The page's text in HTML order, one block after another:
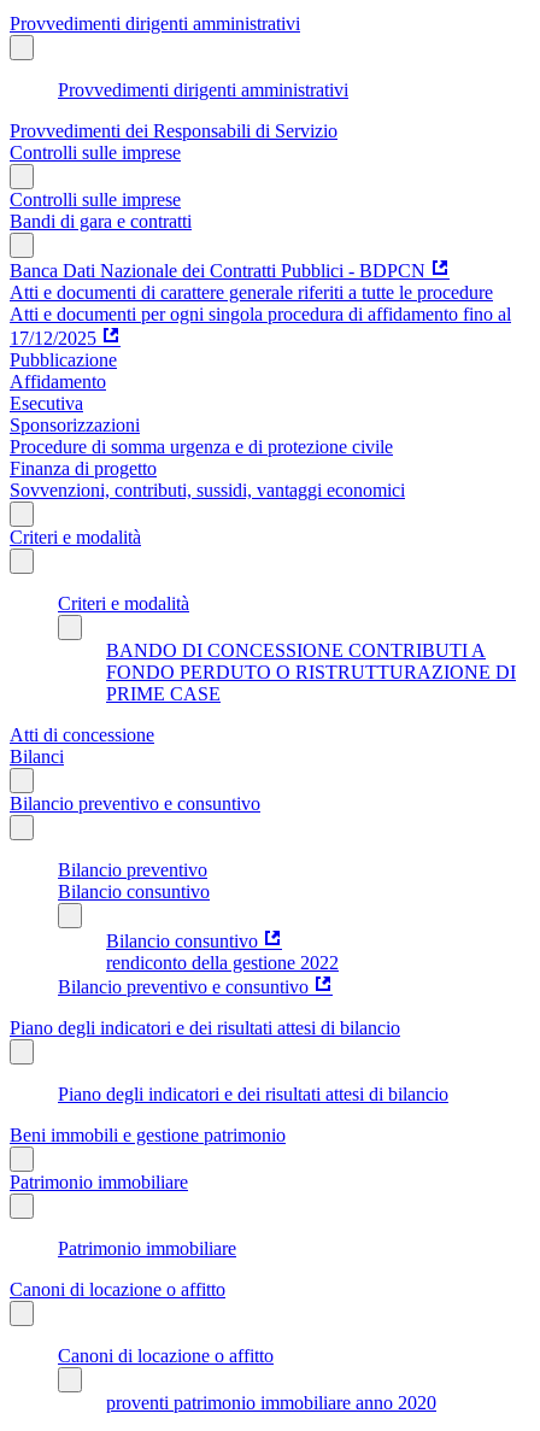
Provvedimenti dirigenti amministrativi
Provvedimenti dirigenti amministrativi
Provvedimenti dei Responsabili di Servizio
Controlli sulle imprese
Controlli sulle imprese
Bandi di gara e contratti
Banca Dati Nazionale dei Contratti Pubblici - BDPCN
Atti e documenti di carattere generale riferiti a tutte le procedure
Atti e documenti per ogni singola procedura di affidamento fino al
17/12/2025
Pubblicazione
Affidamento
Esecutiva
Sponsorizzazioni
Procedure di somma urgenza e di protezione civile
Finanza di progetto
Sovvenzioni, contributi, sussidi, vantaggi economici
Criteri e modalità
Criteri e modalità
BANDO DI CONCESSIONE CONTRIBUTI A
FONDO PERDUTO O RISTRUTTURAZIONE DI
PRIME CASE
Atti di concessione
Bilanci
Bilancio preventivo e consuntivo
Bilancio preventivo
Bilancio consuntivo
Bilancio consuntivo
rendiconto della gestione 2022
Bilancio preventivo e consuntivo
Piano degli indicatori e dei risultati attesi di bilancio
Piano degli indicatori e dei risultati attesi di bilancio
Beni immobili e gestione patrimonio
Patrimonio immobiliare
Patrimonio immobiliare
Canoni di locazione o affitto
Canoni di locazione o affitto
proventi patrimonio immobiliare anno 2020